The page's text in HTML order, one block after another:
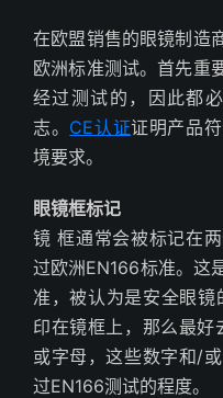
在欧盟销售的眼镜制造
欧洲标准测试。首先重
经过测试的，因此都
志。 CE认证证明产品
境要求。
眼镜框标记
镜 框通常会被标记在
过欧洲EN166标准。这
准，被认为是安全眼
印在镜框上，那么最
或字母，这些数字和/
过EN166测试的程度。